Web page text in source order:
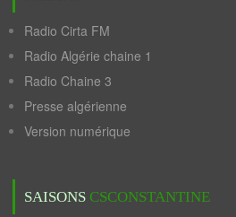
Radio Cirta FM
Radio Algérie chaine 1
Radio Chaine 3
Presse algérienne
Version numérique
SAISONS CSCONSTANTINE